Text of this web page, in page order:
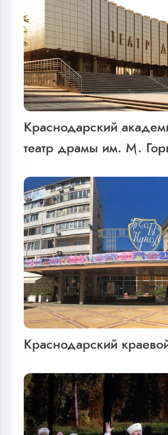
Краснодарский
театр драмы им. М.
Краснодарский